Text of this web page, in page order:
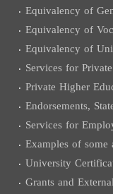
Equivalency of
Equivalency of
Equivalency of
Services for
Private Higher
Endorsements,
Services for
Examples of
University
Grants and